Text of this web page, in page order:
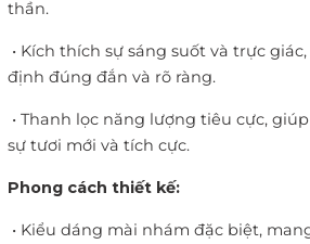
thần.
• Kích thích sự sáng suốt và trực
định đúng đắn và rõ ràng.
• Thanh lọc năng lượng tiêu cực,
sự tươi mới và tích cực.
Phong cách thiết kế:
• Kiểu dáng mài nhám đặc biệt,